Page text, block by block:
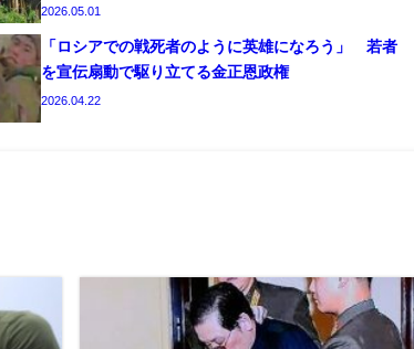
2026.05.01
「ロシアでの戦死者のように英雄になろう」 若者
を宣伝扇動で駆り立てる金正恩政権
2026.04.22